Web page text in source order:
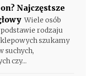
Najczęstsze
Wiele osób
rodzaju
szukamy
suchych,
czy...